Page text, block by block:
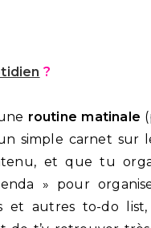
?
routine matinale
un simple carnet
et que tu
» pour
et autres to-do